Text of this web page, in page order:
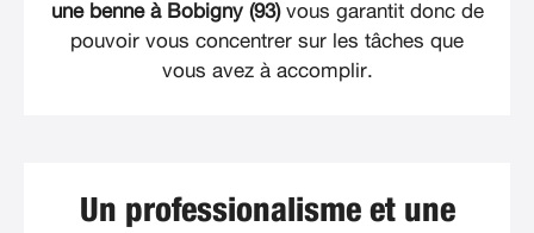
une benne à Bobigny (93)vous garantit donc de
pouvoir vous concentrer sur les tâches que
vous avez à accomplir.
Un professionalisme et une